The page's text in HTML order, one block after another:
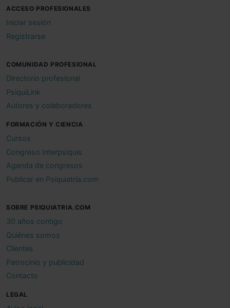
ACCESO PROFESIONALES
Iniciar sesión
Registrarse
COMUNIDAD PROFESIONAL
Directorio profesional
PsiquiLink
Autores y colaboradores
FORMACIÓN Y CIENCIA
Cursos
Congreso Interpsiquis
Agenda de congresos
Publicar en Psiquiatria.com
SOBRE PSIQUIATRIA.COM
30 años contigo
Quiénes somos
Clientes
Patrocinio y publicidad
Contacto
LEGAL